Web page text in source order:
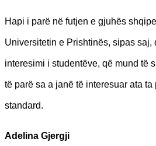
Hapi i parë në futjen e gjuhës
Universitetin e Prishtinës, sipas saj,
interesimi i studentëve, që mund të
të parë sa a janë të interesuar ata
standard.
Adelina Gjergji